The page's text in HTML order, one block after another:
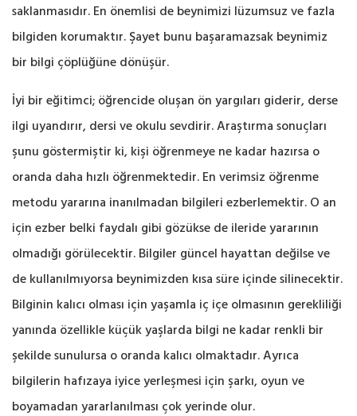
saklanmasıdır. En önemlisi de beynimizi lüzumsuz ve fazla
bilgiden korumaktır. Şayet bunu başaramazsak beynimiz
bir bilgi çöplüğüne dönüşür.
İyi bir eğitimci; öğrencide oluşan ön yargıları giderir, derse
ilgi uyandırır, dersi ve okulu sevdirir. Araştırma sonuçları
şunu göstermiştir ki, kişi öğrenmeye ne kadar hazırsa o
oranda daha hızlı öğrenmektedir. En verimsiz öğrenme
metodu yararına inanılmadan bilgileri ezberlemektir. O an
için ezber belki faydalı gibi gözükse de ileride yararının
olmadığı görülecektir. Bilgiler güncel hayattan değilse ve
de kullanılmıyorsa beynimizden kısa süre içinde silinecektir.
Bilginin kalıcı olması için yaşamla iç içe olmasının gerekliliği
yanında özellikle küçük yaşlarda bilgi ne kadar renkli bir
şekilde sunulursa o oranda kalıcı olmaktadır. Ayrıca
bilgilerin hafızaya iyice yerleşmesi için şarkı, oyun ve
boyamadan yararlanılması çok yerinde olur.